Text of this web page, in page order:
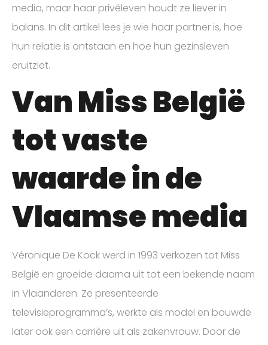
media, maar haar privéleven houdt ze liever in
balans. In dit artikel lees je wie haar partner is, hoe
hun relatie is ontstaan en hoe hun gezinsleven
eruitziet.
Van Miss België
tot vaste
waarde in de
Vlaamse media
Véronique De Kock werd in 1993 verkozen tot Miss
België en groeide daarna uit tot een bekende naam
in Vlaanderen. Ze presenteerde
televisieprogramma’s, werkte als model en bouwde
later ook een carrière uit als zakenvrouw. Door de